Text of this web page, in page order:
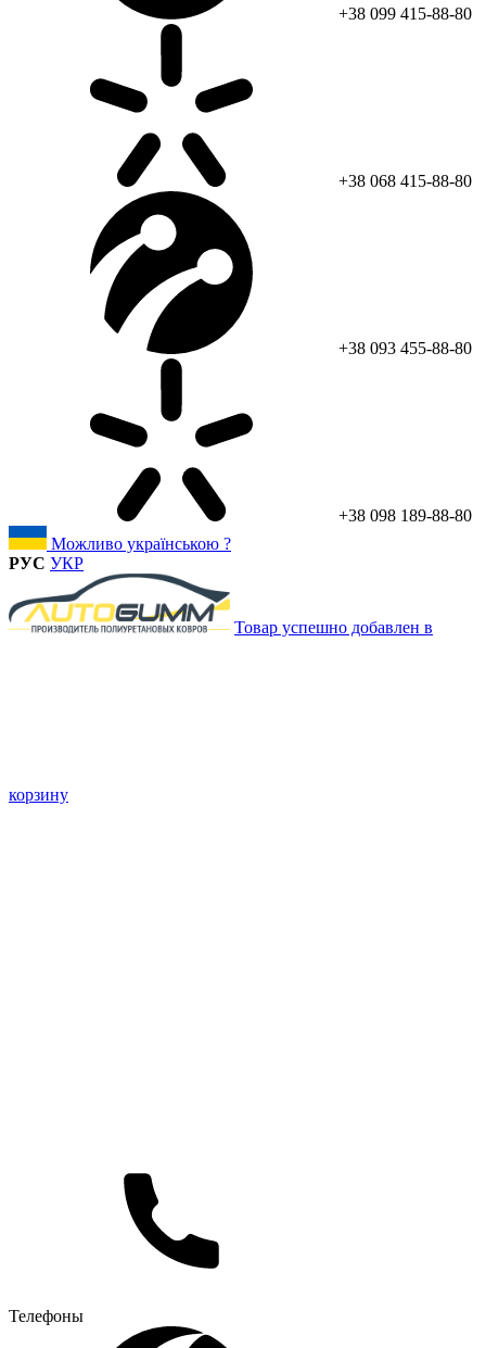
+38 099 415-88-80
+38 068 415-88-80
+38 093 455-88-80
+38 098 189-88-80
Можливо українською ?
РУС УКР
Товар успешно добавлен в
корзину
Телефоны